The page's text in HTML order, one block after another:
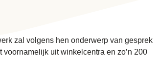
zal volgens hen onderwerp van gesprek
uit winkelcentra en zo’n 200